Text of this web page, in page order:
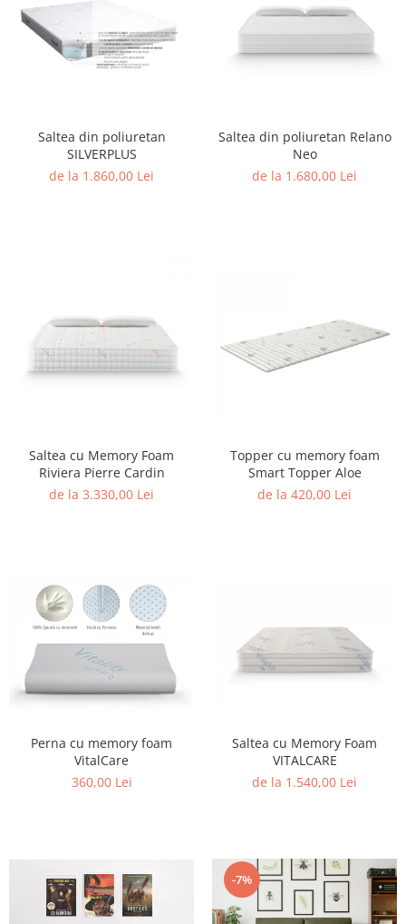
Saltea din poliuretan
SILVERPLUS
de la 1.860,00 Lei
Saltea din poliuretan Relano
Neo
de la 1.680,00 Lei
Saltea cu Memory Foam
Riviera Pierre Cardin
de la 3.330,00 Lei
Topper cu memory foam
Smart Topper Aloe
de la 420,00 Lei
Perna cu memory foam
VitalCare
360,00 Lei
Saltea cu Memory Foam
VITALCARE
de la 1.540,00 Lei
-7%